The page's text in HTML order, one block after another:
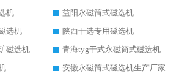
机
益阳永磁筒式磁选机
选机
陕西干选专用磁选机
磁选机
青海tyg干式永磁筒式磁选机
安徽永磁筒式磁选机生产厂家